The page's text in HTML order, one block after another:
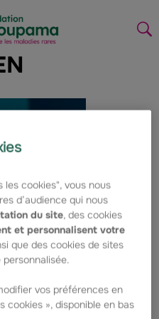
navigation
les cookies", vous nous
d’audience qui nous
du site, des cookies
et personnalisent votre
que des cookies de sites
vos préférences en
cookies », disponible en bas